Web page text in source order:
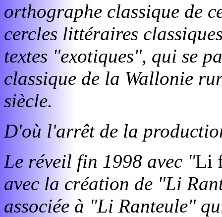
orthographe classique de
cercles littéraires
textes "exotiques", qui se
classique de la Wallonie
siècle.
D'où l'arrêt de la
Le réveil fin 1998 avec "Li
avec la création de "Li
associée à "Li Ranteule"